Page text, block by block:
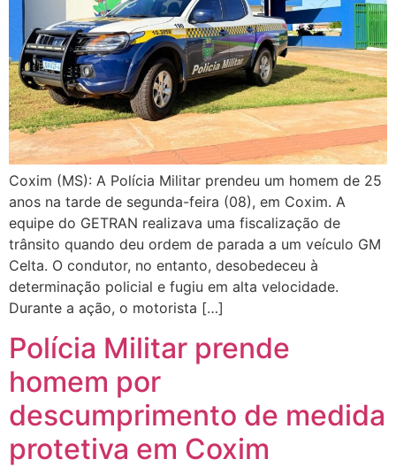
Coxim (MS): A Polícia Militar prendeu um homem de 25
anos na tarde de segunda-feira (08), em Coxim. A
equipe do GETRAN realizava uma fiscalização de
trânsito quando deu ordem de parada a um veículo GM
Celta. O condutor, no entanto, desobedeceu à
determinação policial e fugiu em alta velocidade.
Durante a ação, o motorista […]
Polícia Militar prende
homem por
descumprimento de medida
protetiva em Coxim